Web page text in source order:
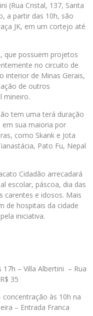
(Rua Cristal, 137, Santa
a partir das 10h, são
JK, em um cortejo até
que possuem projetos
no circuito de
interior de Minas Gerais,
de outros
mineiro.
tem uma terá duração
sua maioria por
como Skank e Jota
Pato Fu, Nepal
Cidadão arrecadará
escolar, páscoa, dia das
carentes e idosos. Mais
de hospitais da cidade
iniciativa.
– Villa Albertini – Rua
35
às 10h na
– Entrada Franca